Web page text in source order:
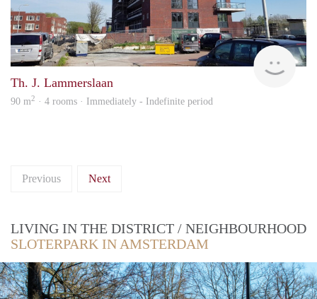
Th. J. Lammerslaan
90 m2 · 4 rooms · Immediately - Indefinite period
Previous Next
LIVING IN THE DISTRICT / NEIGHBOURHOOD
SLOTERPARK IN AMSTERDAM